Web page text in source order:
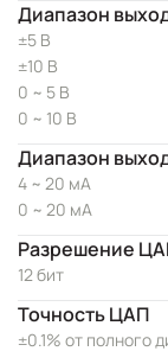
Диапазон
±5 В
±10 В
0 ~ 5 В
0 ~ 10 В
Диапазон
4 ~ 20 мА
0 ~ 20 мА
Разрешение
12 бит
Точность ЦАП
±0.1% от полного